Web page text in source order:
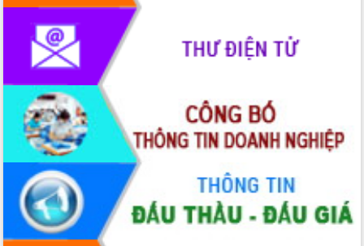
công tác cải cách hành chính mô hình
UBND tỉnh họp báo định kỳ tháng 4
năm 2026
Hội thảo khoa học “Giải pháp thúc đẩy
phát triển nền kinh tế xanh tại tỉnh
Đắk Lắk”
Tăng cường giám sát, đôn đốc thực
hiện nhiệm vụ quản lý tài sản công
hàng tuần
Tháo gỡ những vướng mắc, đẩy mạnh
công tác cải cách thủ tục hành chính
tại Trung tâm Phục vụ hành chính
công tỉnh